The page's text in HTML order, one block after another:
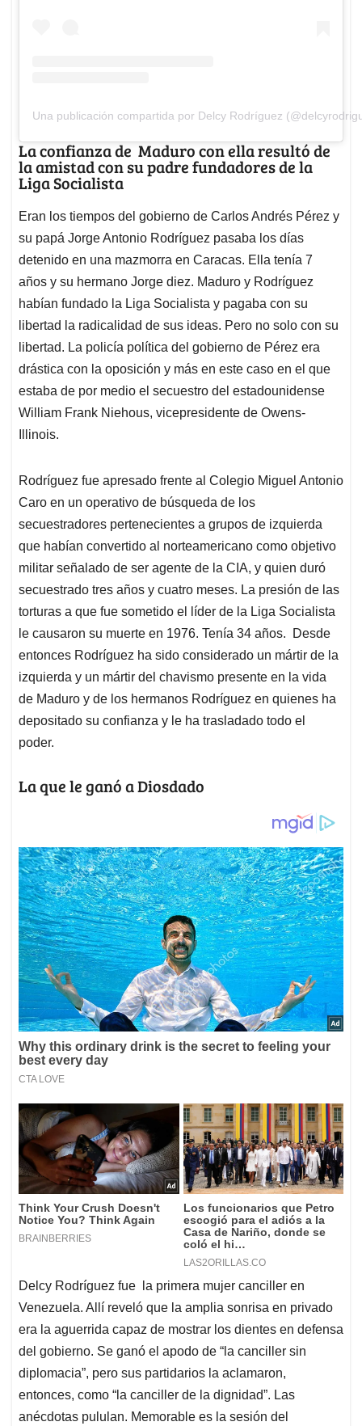
Una publicación compartida por Delcy Rodríguez
La confianza de Maduro con ella resultó de
la amistad con su padre fundadores de la
Liga Socialista
Eran los tiempos del gobierno de Carlos Andrés Pérez y
su papá Jorge Antonio Rodríguez pasaba los días
detenido en una mazmorra en Caracas. Ella tenía 7
años y su hermano Jorge diez. Maduro y Rodríguez
habían fundado la Liga Socialista y pagaba con su
libertad la radicalidad de sus ideas. Pero no solo con su
libertad. La policía política del gobierno de Pérez era
drástica con la oposición y más en este caso en el que
estaba de por medio el secuestro del estadounidense
William Frank Niehous, vicepresidente de Owens-
Illinois.
Rodríguez fue apresado frente al Colegio Miguel Antonio
Caro en un operativo de búsqueda de los
secuestradores pertenecientes a grupos de izquierda
que habían convertido al norteamericano como objetivo
militar señalado de ser agente de la CIA, y quien duró
secuestrado tres años y cuatro meses. La presión de las
torturas a que fue sometido el líder de la Liga Socialista
le causaron su muerte en 1976. Tenía 34 años. Desde
entonces Rodríguez ha sido considerado un mártir de la
izquierda y un mártir del chavismo presente en la vida
de Maduro y de los hermanos Rodríguez en quienes ha
depositado su confianza y le ha trasladado todo el
poder.
La que le ganó a Diosdado
Delcy Rodríguez fue la primera mujer canciller en
Venezuela. Allí reveló que la amplia sonrisa en privado
era la aguerrida capaz de mostrar los dientes en defensa
del gobierno. Se ganó el apodo de “la canciller sin
diplomacia”, pero sus partidarios la aclamaron,
entonces, como “la canciller de la dignidad”. Las
anécdotas pululan. Memorable es la sesión del